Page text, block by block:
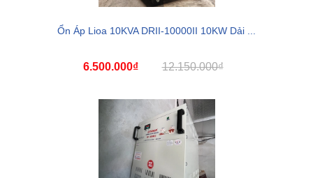
Ổn Áp Lioa 10KVA DRII-10000II 10KW Dải ...
6.500.000₫ 12.150.000₫